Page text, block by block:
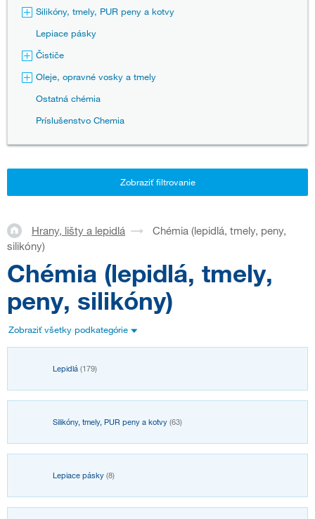
Silikóny, tmely, PUR peny a kotvy
Lepiace pásky
Čističe
Oleje, opravné vosky a tmely
Ostatná chémia
Príslušenstvo Chemia
Zobraziť filtrovanie
Hrany, lišty a lepidlá
Chémia (lepidlá, tmely, peny,
silikóny)
Chémia (lepidlá, tmely,
peny, silikóny)
Zobraziť všetky podkategórie
Lepidlá (179)
Silikóny, tmely, PUR peny a kotvy (63)
Lepiace pásky (8)